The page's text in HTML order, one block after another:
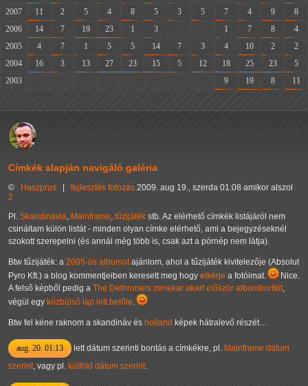
2007
11 2 5 4 8 5 3 5 7 4 9
8
2006
14 7 19 23 1 3 1 7 8
4
2005
4 7 1 5 5 14 7 3 4 10 2
2
2004
16 3 13 27 23 15 5 12 18 25 23
5
2003
9 19 8 11
Címkék alapján navigáló galéria
© Haszprus fejlesztés fotózás 2009. aug 19., szerda 01:08 amikor alszol
2
Pl. Skandinávia, Mainframe, tűzijáték stb. Az elérhető címkék listájáról nem
csináltam külön listát - minden olyan címke elérhető, ami a bejegyzéseknél
szokott szerepelni (és annál még több is, csak azt a pórnép nem látja).
Btw tűzijáték: a 2005-ös albumotajánlom, ahol a tűzijáték kivitelezője (Absolut
Pyro Kft.) a blog kommentjeiben keresett meg hogy elkérje a fotóimat.
Nice.
A felső képből pedig a The Dethroners zenekar akart először albumborítót,
végül egy közbülső lap lett belőle.
Btw fel kéne raknom a skandináv és holland képek hátralevő részét…
aug. 20. 01:13 lett dátum szerinti bontás a címkékre, pl. Mainframe dátum
szerint, vagy pl. külföld dátum szerint.